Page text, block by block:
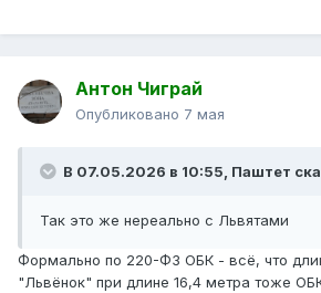
Антон Чиграй
Опубликовано 7 мая
В 07.05.2026 в 10:55, Паштет
Так это же нереально с Львятами
Формально по 220-ФЗ ОБК - всё, что
"Львёнок" при длине 16,4 метра тоже